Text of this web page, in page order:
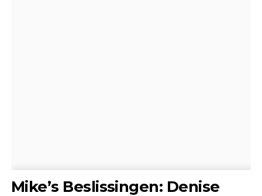
Mike’s Beslissingen: Denise